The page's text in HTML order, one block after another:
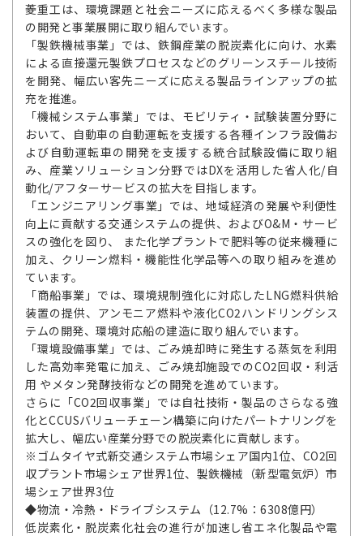
菱重工は、環境課題と社会ニーズに応えるべく多様な製品
の開発と事業展開に取り組んでいます。
「製鉄機械事業」では、鉄鋼産業の脱炭素化に向け、水素
による直接還元製鉄プロセスなどのグリーンスチール技術
を開発、幅広い客先ニーズに応える製品ラインアップの拡
充を推進。
「機械システム事業」では、モビリティ・試験装置分野に
おいて、自動車の自動運転を支援する各種インフラ設備お
よび自動運転車の開発を支援する統合試験設備に取り組
み、産業ソリューション分野ではDXを活用した省人化/自
動化/アフターサービスの拡大を目指します。
「エンジニアリング事業」では、地域経済の発展や利便性
向上に貢献する交通システムの提供、およびO&M・サービ
スの強化を図り、 また化学プラントで肥料等の従来機種に
加え、クリーン燃料・機能性化学品等への取り組みを進め
ています。
「商船事業」では、環境規制強化に対応したLNG燃料供給
装置の提供、アンモニア燃料や液化CO2ハンドリングシス
テムの開発、環境対応船の建造に取り組んでいます。
「環境設備事業」では、ごみ焼却時に発生する蒸気を利用
した高効率発電に加え、ごみ焼却施設でのCO2回収・利活
用 やメタン発酵技術などの開発を進めています。
さらに「CO2回収事業」では自社技術・製品のさらなる強
化とCCUSバリューチェーン構築に向けたパートナリングを
拡大し、幅広い産業分野での脱炭素化に貢献します。
※ゴムタイヤ式新交通システム市場シェア国内1位、CO2回
収プラント市場シェア世界1位、製鉄機械（新型電気炉）市
場シェア世界3位
◆物流・冷熱・ドライブシステム（12.7%：6308億円）
低炭素化・脱炭素化社会の進行が加速し省エネ化製品や電